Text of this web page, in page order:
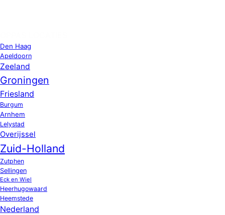
Den Haag
Apeldoorn
Zeeland
Groningen
Friesland
Burgum
Arnhem
Lelystad
Overijssel
Zuid-Holland
Zutphen
Sellingen
Eck en Wiel
Heerhugowaard
Heemstede
Nederland